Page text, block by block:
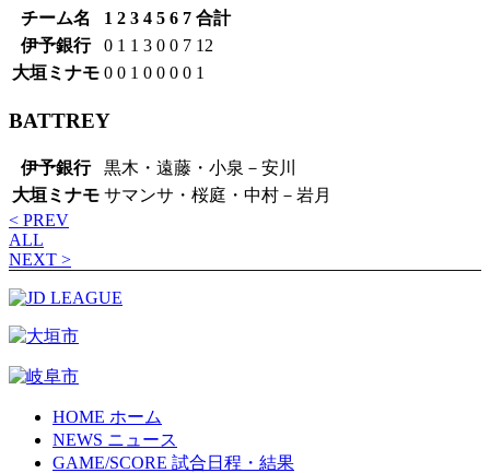
チーム名
1 2 3 4 5 6 7 合計
伊予銀行
0 1 1 3 0 0 7 12
大垣ミナモ 0 0 1 0 0 0 0 1
BATTREY
伊予銀行
黒木・遠藤・小泉－安川
大垣ミナモ サマンサ・桜庭・中村－岩月
< PREV
ALL
NEXT >
HOME ホーム
NEWS ニュース
GAME/SCORE 試合日程・結果